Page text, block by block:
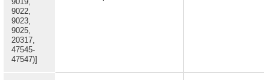
9022,
9023,
9025,
20317,
47545-
47547)]